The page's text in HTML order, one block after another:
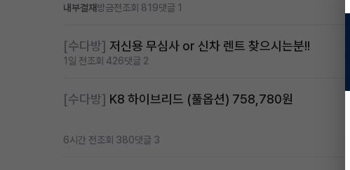
내부결재방금전조회 819댓글 1
[수다방] 저신용 무심사 or 신차 렌트 찾으시는분!!
1일 전조회 426댓글 2
[수다방] K8 하이브리드 (풀옵션) 758,780원
6시간 전조회 380댓글 3